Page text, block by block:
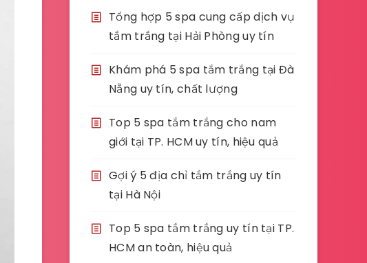
Tổng hợp 5 spa cung cấp dịch vụ
tắm trắng tại Hải Phòng uy tín
Khám phá 5 spa tắm trắng tại Đà
Nẵng uy tín, chất lượng
Top 5 spa tắm trắng cho nam
giới tại TP. HCM uy tín, hiệu quả
Gợi ý 5 địa chỉ tắm trắng uy tín
tại Hà Nội
Top 5 spa tắm trắng uy tín tại TP.
HCM an toàn, hiệu quả